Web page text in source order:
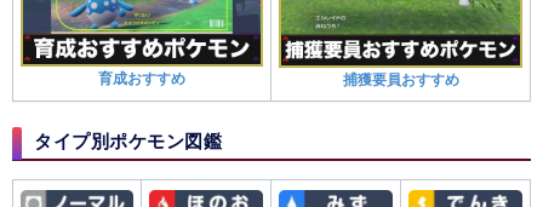
育成おすすめ 捕獲要員おすすめ
タイプ別ポケモン図鑑